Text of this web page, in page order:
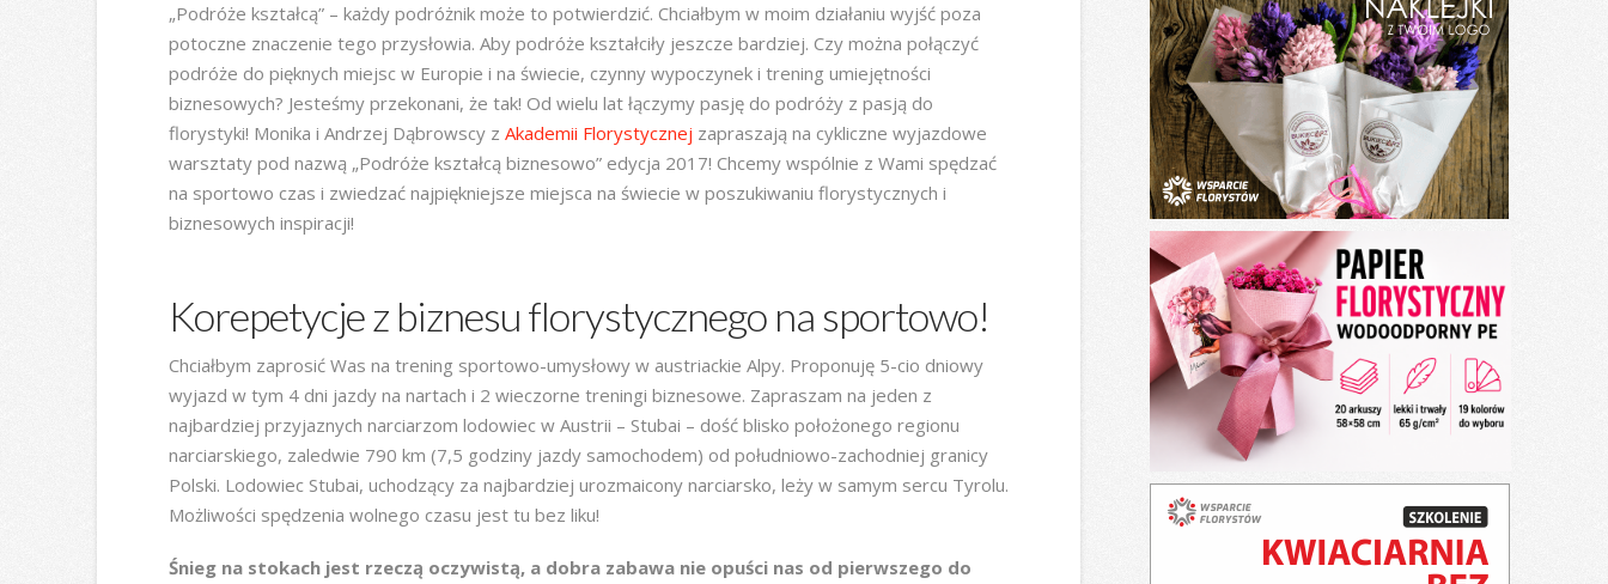
„Podróże kształcą” – każdy podróżnik może to potwierdzić. Chciałbym w moim działaniu wyjść poza
potoczne znaczenie tego przysłowia. Aby podróże kształciły jeszcze bardziej. Czy można połączyć
podróże do pięknych miejsc w Europie i na świecie, czynny wypoczynek i trening umiejętności
biznesowych? Jesteśmy przekonani, że tak! Od wielu lat łączymy pasję do podróży z pasją do
florystyki! Monika i Andrzej Dąbrowscy z Akademii Florystycznej zapraszają na cykliczne wyjazdowe
warsztaty pod nazwą „Podróże kształcą biznesowo” edycja 2017! Chcemy wspólnie z Wami spędzać
na sportowo czas i zwiedzać najpiękniejsze miejsca na świecie w poszukiwaniu florystycznych i
biznesowych inspiracji!
Korepetycje z biznesu florystycznego na sportowo!
Chciałbym zaprosić Was na trening sportowo-umysłowy w austriackie Alpy. Proponuję 5-cio dniowy
wyjazd w tym 4 dni jazdy na nartach i 2 wieczorne treningi biznesowe. Zapraszam na jeden z
najbardziej przyjaznych narciarzom lodowiec w Austrii – Stubai – dość blisko położonego regionu
narciarskiego, zaledwie 790 km (7,5 godziny jazdy samochodem) od południowo-zachodniej granicy
Polski. Lodowiec Stubai, uchodzący za najbardziej urozmaicony narciarsko, leży w samym sercu Tyrolu.
Możliwości spędzenia wolnego czasu jest tu bez liku!
Śnieg na stokach jest rzeczą oczywistą, a dobra zabawa nie opuści nas od pierwszego do